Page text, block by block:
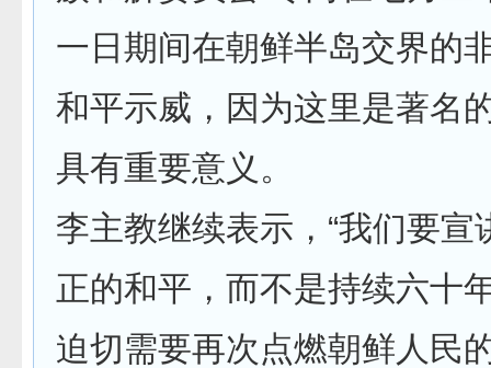
一日期间在朝鲜半岛交界的
和平示威，因为这里是著名
具有重要意义。
李主教继续表示，“我们要宣
正的和平，而不是持续六十
迫切需要再次点燃朝鲜人民